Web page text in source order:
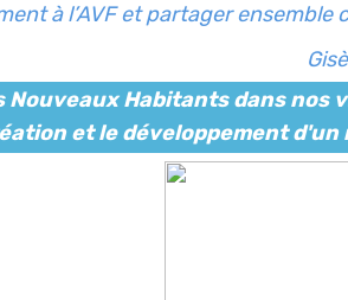
à l’AVF et partager
Habitants dans nos
et le développement